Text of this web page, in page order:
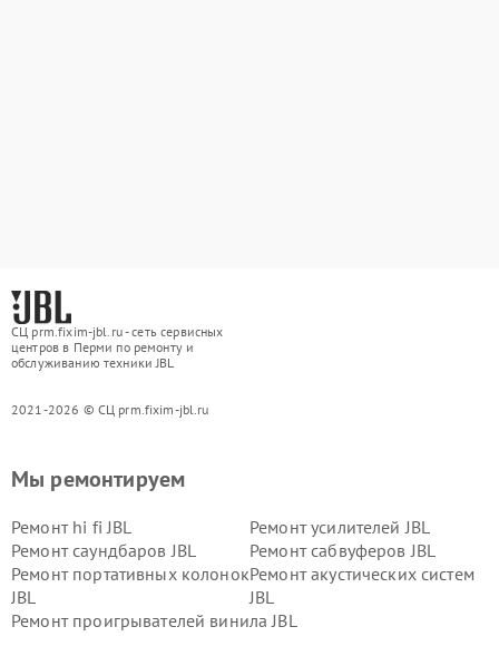
СЦ prm.fixim-jbl.ru - сеть сервисных
центров в Перми по ремонту и
обслуживанию техники JBL
2021-2026 © СЦ prm.fixim-jbl.ru
Мы ремонтируем
Ремонт hi fi JBL
Ремонт усилителей JBL
Ремонт саундбаров JBL
Ремонт сабвуферов JBL
Ремонт портативных колонок
JBL
Ремонт акустических систем
JBL
Ремонт проигрывателей винила JBL